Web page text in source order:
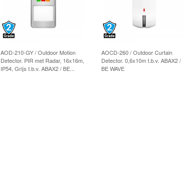
AOD-210-GY / Outdoor Motion
Detector. PIR met Radar, 16x16m,
IP54, Grijs t.b.v. ABAX2 / BE...
AOCD-260 / Outdoor Curtain
Detector. 0,6x10m t.b.v. ABAX2 /
BE WAVE